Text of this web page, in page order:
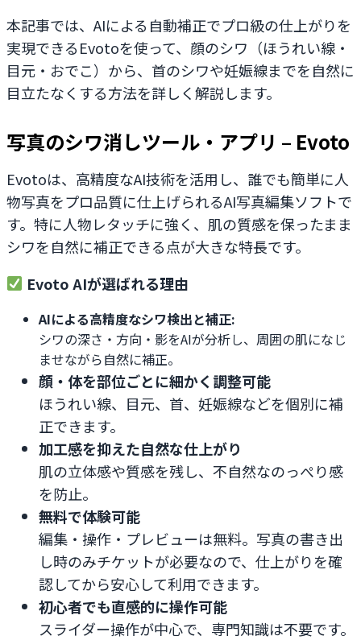
本記事では、AIによる自動補正でプロ級の仕上がりを
実現できるEvotoを使って、顔のシワ（ほうれい線・
目元・おでこ）から、首のシワや妊娠線までを自然に
目立たなくする方法を詳しく解説します。
写真のシワ消しツール・アプリ – Evoto
Evotoは、高精度なAI技術を活用し、誰でも簡単に人
物写真をプロ品質に仕上げられるAI写真編集ソフトで
す。特に人物レタッチに強く、肌の質感を保ったまま
シワを自然に補正できる点が大きな特長です。
Evoto AIが選ばれる理由
AIによる高精度なシワ検出と補正:
シワの深さ・方向・影をAIが分析し、周囲の肌になじ
ませながら自然に補正。
顔・体を部位ごとに細かく調整可能
ほうれい線、目元、首、妊娠線などを個別に補
正できます。
加工感を抑えた自然な仕上がり
肌の立体感や質感を残し、不自然なのっぺり感
を防止。
無料で体験可能
編集・操作・プレビューは無料。写真の書き出
し時のみチケットが必要なので、仕上がりを確
認してから安心して利用できます。
初心者でも直感的に操作可能
スライダー操作が中心で、専門知識は不要です。